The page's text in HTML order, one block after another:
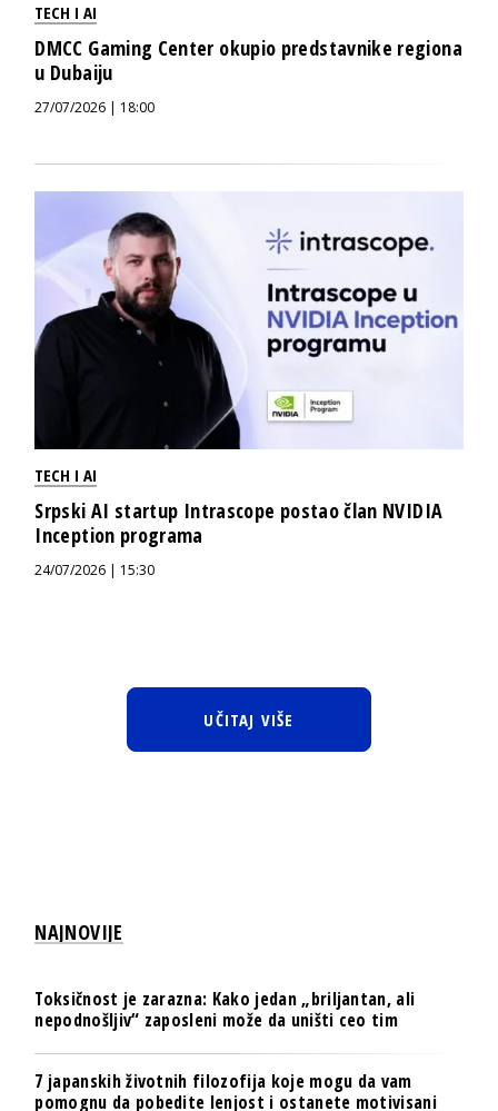
TECH I AI
DMCC Gaming Center okupio predstavnike regiona
u Dubaiju
27/07/2026 | 18:00
TECH I AI
Srpski AI startup Intrascope postao član NVIDIA
Inception programa
24/07/2026 | 15:30
UČITAJ VIŠE
NAJNOVIJE
Toksičnost je zarazna: Kako jedan „briljantan, ali
nepodnošljiv“ zaposleni može da uništi ceo tim
7 japanskih životnih filozofija koje mogu da vam
pomognu da pobedite lenjost i ostanete motivisani